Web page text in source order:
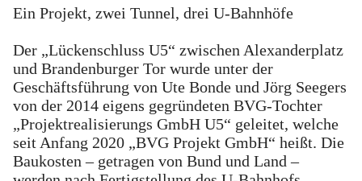
Ein Projekt, zwei Tunnel, drei U-Bahnhöfe
Der „Lückenschluss U5“ zwischen Alexanderplatz
und Brandenburger Tor wurde unter der
Geschäftsführung von Ute Bonde und Jörg Seegers
von der 2014 eigens gegründeten BVG-Tochter
„Projektrealisierungs GmbH U5“ geleitet, welche
seit Anfang 2020 „BVG Projekt GmbH“ heißt. Die
Baukosten – getragen von Bund und Land –